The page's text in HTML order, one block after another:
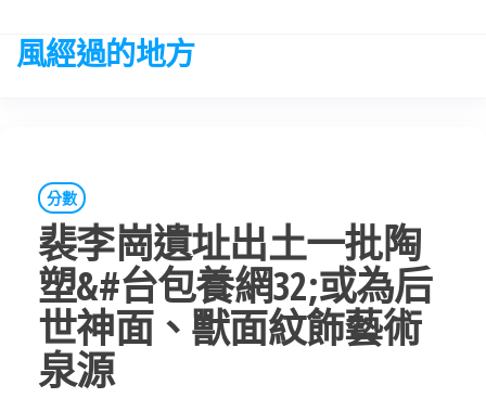
the
風經過的地方
分數
裴李崗遺址出土一批陶
塑&#台包養網32;或為后
世神面、獸面紋飾藝術
泉源